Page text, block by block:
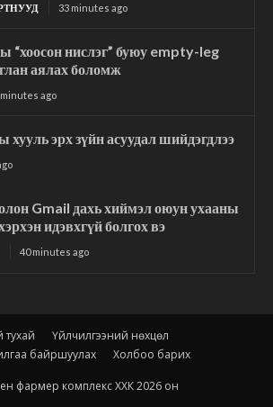
33 minutes ago
“хоосон нислэг” буюу empty-leg
аялах боломж
minutes ago
эрх зүйн асуудал шийдэгдлээ
Gmail дахь хиймэл оюун ухааны
идэвхгүй болгох вэ
40 minutes ago
Үйлчилгээний нөхцөл
байршуулах
Холбоо барих
фармер комплекс ХХК 2026 он